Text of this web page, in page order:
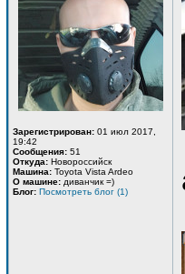
Зарегистрирован: 01 июл 2017,
19:42
Сообщения: 51
Откуда: Новороссийск
Машина: Toyota Vista Ardeo
О машине: диванчик =)
Блог: Посмотреть блог (1)